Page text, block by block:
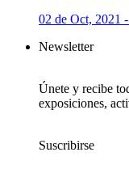
02 de Oct, 2021
Newsletter
Únete y recibe
exposiciones,
Suscribirse